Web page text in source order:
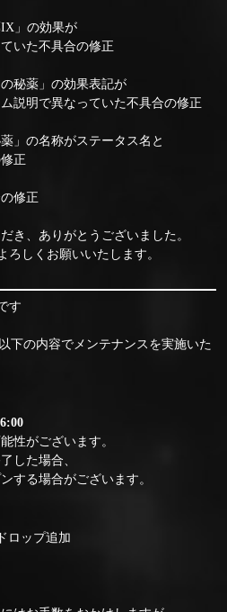
」の効果が
いた不具合の修正
秘薬」の効果表記が
明で異なっていた不具合の修正
」の名称がステータス名と
正
修正
き、ありがとうございました。
ろしくお願いいたします。
す
下の内容でメンテナンスを実施いた
がございます。
た場合、
る場合がございます。
ロップ追加